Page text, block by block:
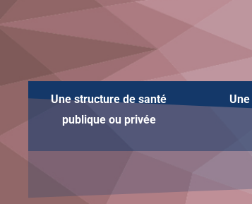
Une structure de santé
publique ou privée
Une